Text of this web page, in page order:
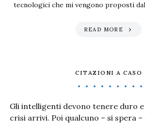
tecnologici che mi vengono proposti
READ MORE
CITAZIONI A CASO
Gli intelligenti devono tenere duro
crisi arrivi. Poi qualcuno – si spera